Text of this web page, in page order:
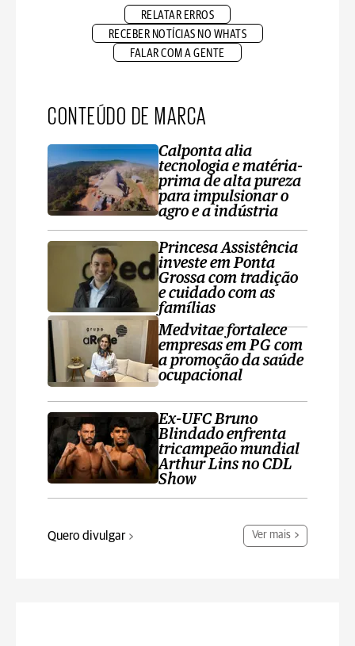
RELATAR ERROS
RECEBER NOTÍCIAS NO WHATS
FALAR COM A GENTE
CONTEÚDO DE MARCA
Calponta alia
tecnologia e matéria-
prima de alta pureza
para impulsionar o
agro e a indústria
Princesa Assistência
investe em Ponta
Grossa com tradição
e cuidado com as
famílias
Medvitae fortalece
empresas em PG com
a promoção da saúde
ocupacional
Ex-UFC Bruno
Blindado enfrenta
tricampeão mundial
Arthur Lins no CDL
Show
Quero divulgar Ver mais